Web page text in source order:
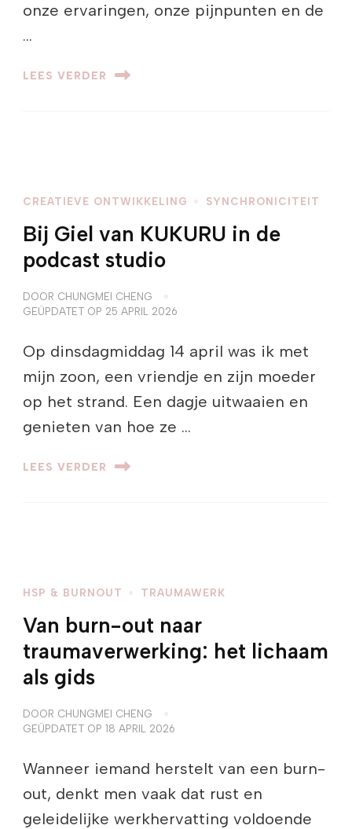
onze ervaringen, onze pijnpunten en de
…
LEES VERDER
CREATIEVE ONTWIKKELING SYNCHRONICITEIT
Bij Giel van KUKURU in de
podcast studio
DOOR CHUNGMEI CHENG
GEÜPDATET OP 25 APRIL 2026
Op dinsdagmiddag 14 april was ik met
mijn zoon, een vriendje en zijn moeder
op het strand. Een dagje uitwaaien en
genieten van hoe ze …
LEES VERDER
HSP & BURNOUT TRAUMAWERK
Van burn-out naar
traumaverwerking: het lichaam
als gids
DOOR CHUNGMEI CHENG
GEÜPDATET OP 18 APRIL 2026
Wanneer iemand herstelt van een burn-
out, denkt men vaak dat rust en
geleidelijke werkhervatting voldoende